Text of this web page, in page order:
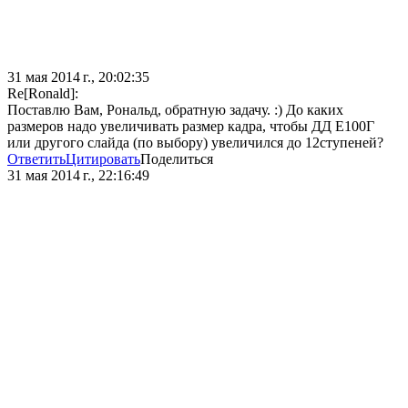
31 мая 2014 г., 20:02:35
Re[Ronald]:
Поставлю Вам, Рональд, обратную задачу. :) До каких
размеров надо увеличивать размер кадра, чтобы ДД Е100Г
или другого слайда (по выбору) увеличился до 12ступеней?
ОтветитьЦитироватьПоделиться
31 мая 2014 г., 22:16:49